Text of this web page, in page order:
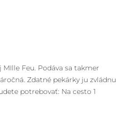
Feu. Podáva sa takmer
Zdatné pekárky ju zvládnu
potrebovať: Na cesto 1